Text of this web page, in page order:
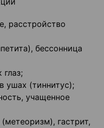
бессонница
(тиннитус);
учащенное
гастрит,